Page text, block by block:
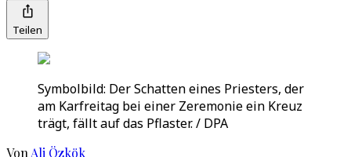
Teilen
Symbolbild: Der Schatten eines Priesters, der
am Karfreitag bei einer Zeremonie ein Kreuz
trägt, fällt auf das Pflaster. / DPA
Von Ali Özkök